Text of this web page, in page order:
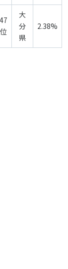
政策の『卵』 ―
47
位
大
分
県
2.38%